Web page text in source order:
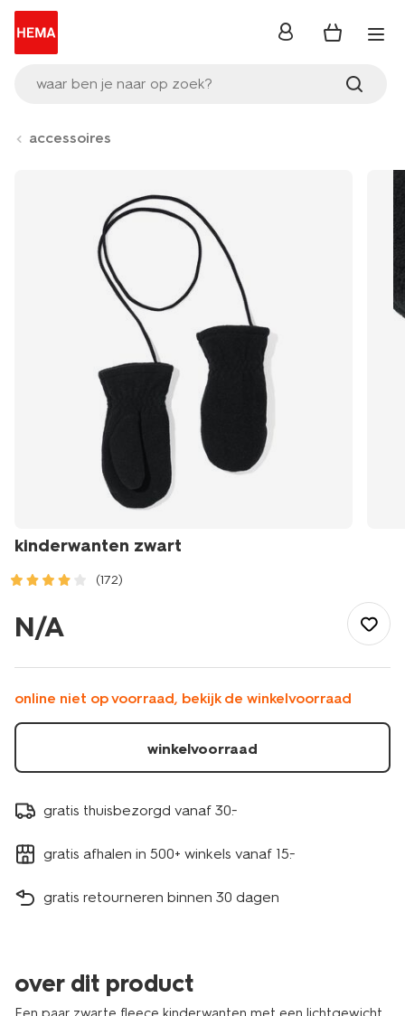
waar ben je naar op zoek?
inloggen
accessoires
kinderwanten zwart
(172)
zwart-
1000020791.html
N/A
online niet op voorraad, bekijk de winkelvoorraad
winkelvoorraad
gratis thuisbezorgd vanaf 30.-
gratis afhalen in 500+ winkels vanaf 15.-
gratis retourneren binnen 30 dagen
over dit product